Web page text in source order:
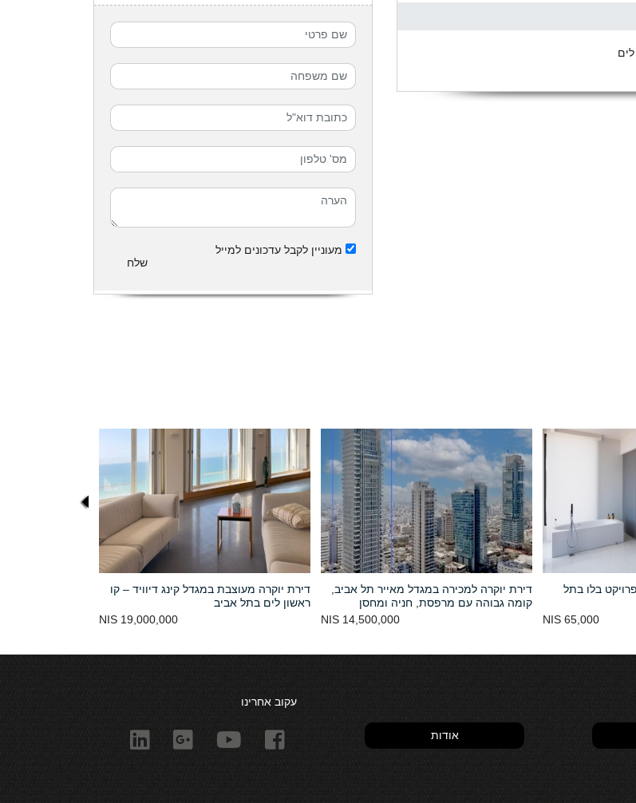
מעוניין לקבל עדכונים למייל
שלח
דירת יוקרה מעוצבת במגדל קינג דיוויד – קו
ראשון לים בתל אביב
19,000,000 NIS
דירת יוקרה למכירה במגדל מאייר תל אביב,
קומה גבוהה עם מרפסת, חניה ומחסן
14,500,000 NIS
בלו בתל
65,000 NIS
אודות
עקוב אחרינו